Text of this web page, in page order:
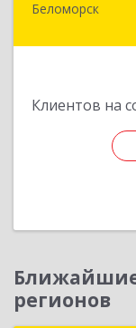
Беломорск
Клиентов на
регионов